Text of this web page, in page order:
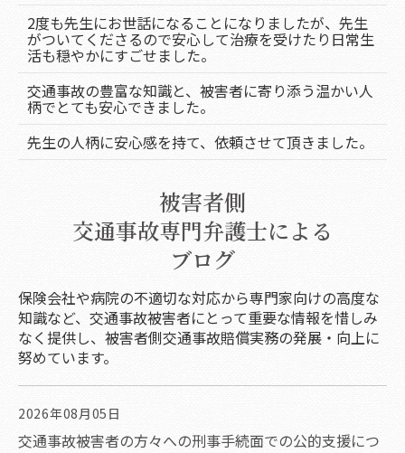
2度も先生にお世話になることになりましたが、先生
がついてくださるので安心して治療を受けたり日常生
活も穏やかにすごせました。
交通事故の豊富な知識と、被害者に寄り添う温かい人
柄でとても安心できました。
先生の人柄に安心感を持て、依頼させて頂きました。
被害者側
交通事故専門弁護士による
ブログ
保険会社や病院の不適切な対応から専門家向けの高度な
知識など、交通事故被害者にとって重要な情報を惜しみ
なく提供し、被害者側交通事故賠償実務の発展・向上に
努めています。
2026年08月05日
交通事故被害者の方々への刑事手続面での公的支援につ